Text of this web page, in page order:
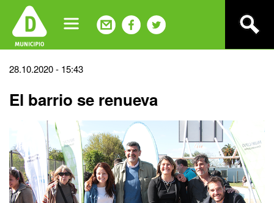
navigation
Back
top
28.10.2020 - 15:43
El barrio se renueva